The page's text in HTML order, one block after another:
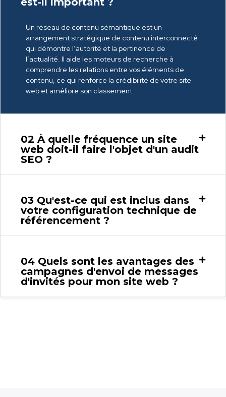
Un réseau de contenu sémantique est un
arrangement stratégique de contenu interconnecté
qui démontre l’autorité et la pertinence de
l’actualité. Il aide les moteurs de recherche à
comprendre les relations entre vos éléments de
contenu, ce qui renforce la crédibilité de votre site
web et améliore son classement.
02 À quelle fréquence un site
web doit-il faire l'objet d'un audit
SEO ?
03 Qu'est-ce qui est inclus dans
votre configuration technique de
référencement ?
04 Quels sont les avantages des
campagnes d'envoi de messages
d'invités pour mon site web ?